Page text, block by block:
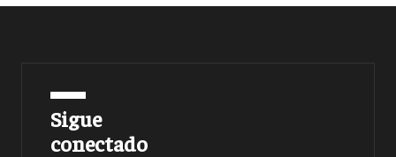
Sigue
conectado